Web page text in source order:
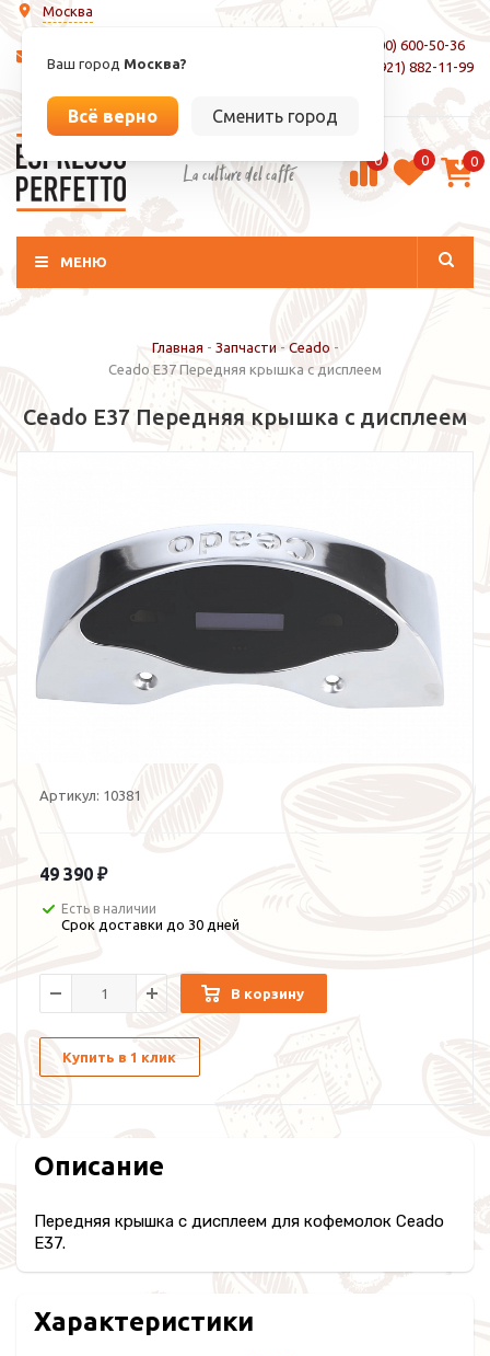
Москва
Ваш город Москва?
Всё верно Сменить город
info@espressoperfetto.ru
8 (800) 600-50-36
+7 (921) 882-11-99
La culture del caffé 0 0 0
МЕНЮ
Главная - Запчасти - Ceado -
Ceado E37 Передняя крышка с дисплеем
Ceado E37 Передняя крышка с дисплеем
Артикул: 10381
49 390 ₽
Есть в наличии
Срок доставки до 30 дней
В корзину
Купить в 1 клик
Описание
Передняя крышка с дисплеем для кофемолок Ceado
E37.
Характеристики